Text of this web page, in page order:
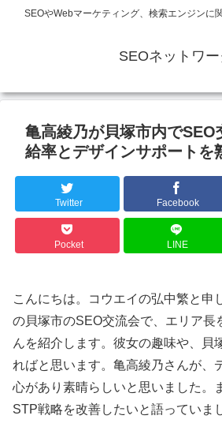
SEOやWebマーケティング、検索エンジンに
SEOネットワー
亀高綾乃が貝塚市内でSEO
給率とデザインサポートを
Twitter Facebook
Pocket LINE
こんにちは。コウエイの弘中繁と申
の貝塚市のSEO交流会で、エリア長
んを紹介します。彼女の趣味や、貝
ればと思います。亀高綾乃さんが、
心があり素晴らしいと思いました。
STP戦略を改善したいと語っていま